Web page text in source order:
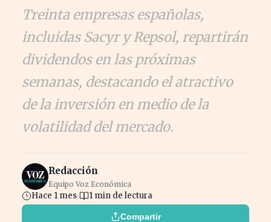
Treinta empresas españolas,
incluidas Sacyr y Repsol, repartirán
dividendos en las próximas
semanas, destacando el atractivo
de la inversión en medio de la
volatilidad del mercado.
Redacción
Equipo Voz Económica
Hace 1 mes 1 min de lectura
Compartir